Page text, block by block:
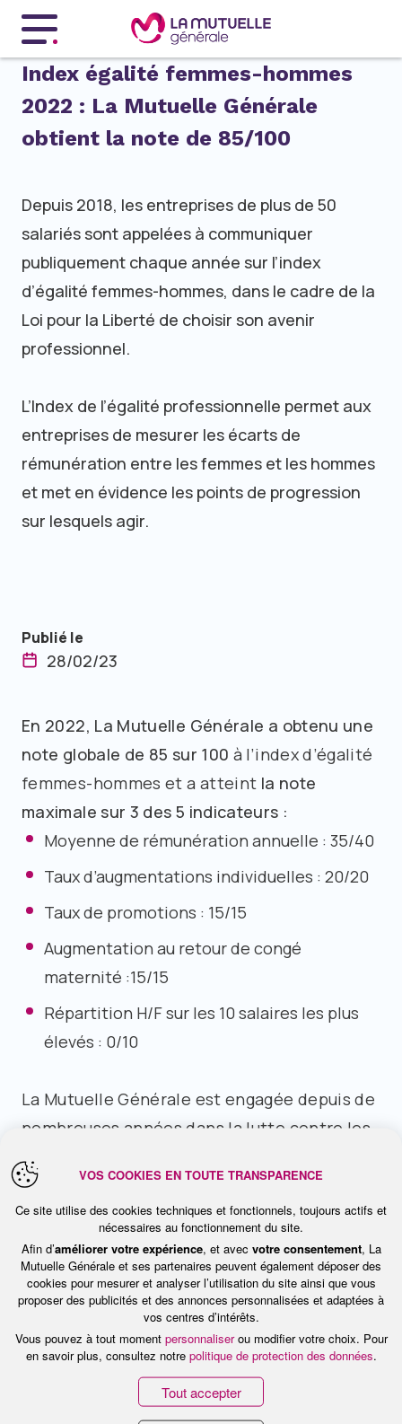
Menu principal
Index égalité femmes-hommes
2022 : La Mutuelle Générale
obtient la note de 85/100
Depuis 2018, les entreprises de plus de 50
salariés sont appelées à communiquer
publiquement chaque année sur l’index
d’égalité femmes-hommes, dans le cadre de la
Loi pour la Liberté de choisir son avenir
professionnel.
L’Index de l’égalité professionnelle permet aux
entreprises de mesurer les écarts de
rémunération entre les femmes et les hommes
et met en évidence les points de progression
sur lesquels agir.
Publié le
28/02/23
En 2022, La Mutuelle Générale a obtenu une
note globale de 85 sur 100 à l’index d’égalité
femmes-hommes et a atteint la note
maximale sur 3 des 5 indicateurs :
Moyenne de rémunération annuelle : 35/40
Taux d’augmentations individuelles : 20/20
Taux de promotions : 15/15
Augmentation au retour de congé
maternité :15/15
Répartition H/F sur les 10 salaires les plus
élevés : 0/10
La Mutuelle Générale est engagée depuis de
nombreuses années dans la lutte contre les
inégalités entre les femmes et les hommes,
notamment grâce à un accord d’entreprise
qui s’attache à favoriser l’accès à l’emploi, le
congé parentalité et la conciliation entre vie
personnelle et professionnelle.
VOS COOKIES EN TOUTE TRANSPARENCE
Ce site utilise des cookies techniques et fonctionnels, toujours actifs et
nécessaires au fonctionnement du site.
Afin d’améliorer votre expérience, et avec votre consentement, La
Mutuelle Générale et ses partenaires peuvent également déposer des
cookies pour mesurer et analyser l’utilisation du site ainsi que vous
proposer des publicités et des annonces personnalisées et adaptées à
vos centres d’intérêts.
Vous pouvez à tout moment personnaliserou modifier votre choix. Pour
en savoir plus, consultez notre politique de protection des données.
Tout accepter